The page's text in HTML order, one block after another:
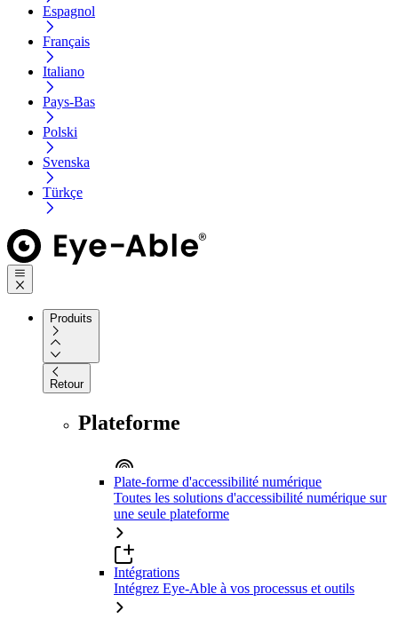
Espagnol
Français
Italiano
Pays-Bas
Polski
Svenska
Türkçe
Produits
Retour
Plateforme
Plate-forme d'accessibilité numérique
Toutes les solutions d'accessibilité numérique sur
une seule plateforme
Intégrations
Intégrez Eye-Able à vos processus et outils